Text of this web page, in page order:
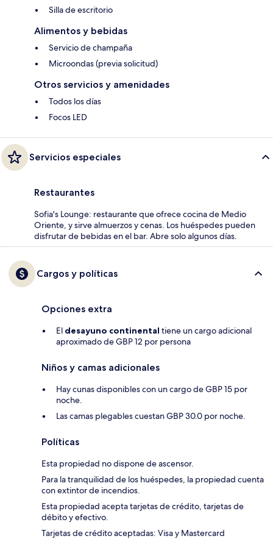
Silla de escritorio
Alimentos y bebidas
Servicio de champaña
Microondas (previa solicitud)
Otros servicios y amenidades
Todos los días
Focos LED
Servicios especiales
Restaurantes
Sofia's Lounge: restaurante que ofrece cocina de Medio
Oriente, y sirve almuerzos y cenas. Los huéspedes pueden
disfrutar de bebidas en el bar. Abre solo algunos días.
Cargos y políticas
Opciones extra
El desayuno continental tiene un cargo adicional
aproximado de GBP 12 por persona
Niños y camas adicionales
Hay cunas disponibles con un cargo de GBP 15 por
noche.
Las camas plegables cuestan GBP 30.0 por noche.
Políticas
Esta propiedad no dispone de ascensor.
Para la tranquilidad de los huéspedes, la propiedad cuenta
con extintor de incendios.
Esta propiedad acepta tarjetas de crédito, tarjetas de
débito y efectivo.
Tarjetas de crédito aceptadas: Visa y Mastercard